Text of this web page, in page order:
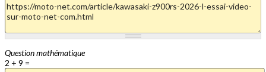
Question mathématique
2 + 9 =